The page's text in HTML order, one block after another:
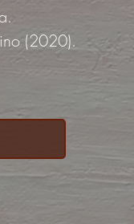
(2020).